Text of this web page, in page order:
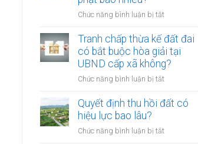
công
viên
mới
nhất
Chức năng bình luận bị tắt
01/8/2026,
đưa
chó
ra
đường
rọ
Tranh chấp thừa kế đất đai
có bắt buộc hòa giải tại
UBND cấp xã không?
Chức năng bình luận bị tắt
chấp
đất
Quyết định thu hồi đất có
hiệu lực bao lâu?
Chức năng bình luận bị tắt